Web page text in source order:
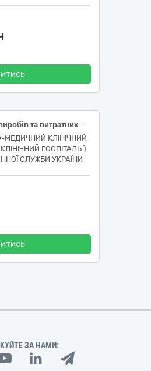
Комплекти медичних виробів та витратних матеріалів для проведення офтальмологічних операцій
КЛІНІЧНИЙ
ГОСПІТАЛЬ )
СЛУЖБИ УКРАЇНИ
ЗА НАМИ: